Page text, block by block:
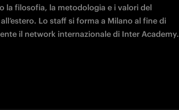
la filosofia, la metodologia e i valori del
Lo staff si forma a Milano al fine di
il network internazionale di Inter Academy.